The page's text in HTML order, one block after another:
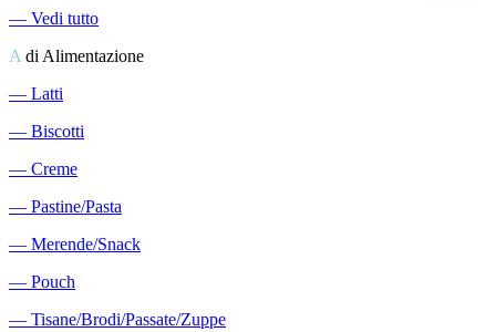
― Vedi tutto
A di Alimentazione
― Latti
― Biscotti
― Creme
― Pastine/Pasta
― Merende/Snack
― Pouch
― Tisane/Brodi/Passate/Zuppe